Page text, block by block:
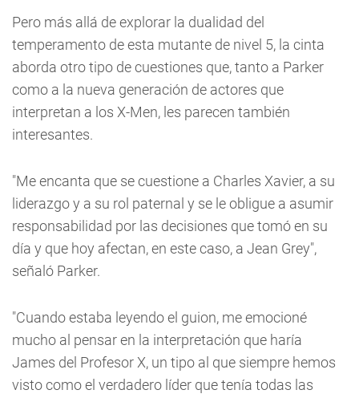
Pero más allá de explorar la dualidad del
temperamento de esta mutante de nivel 5, la cinta
aborda otro tipo de cuestiones que, tanto a Parker
como a la nueva generación de actores que
interpretan a los X-Men, les parecen también
interesantes.
"Me encanta que se cuestione a Charles Xavier, a su
liderazgo y a su rol paternal y se le obligue a asumir
responsabilidad por las decisiones que tomó en su
día y que hoy afectan, en este caso, a Jean Grey",
señaló Parker.
"Cuando estaba leyendo el guion, me emocioné
mucho al pensar en la interpretación que haría
James del Profesor X, un tipo al que siempre hemos
visto como el verdadero líder que tenía todas las